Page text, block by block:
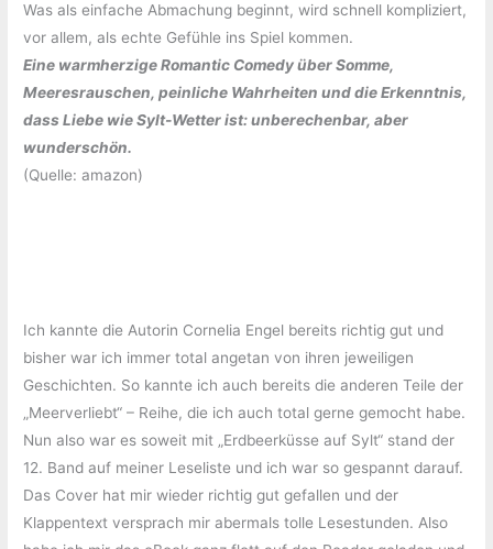
Was als einfache Abmachung beginnt, wird schnell kompliziert,
vor allem, als echte Gefühle ins Spiel kommen.
Eine warmherzige Romantic Comedy über Somme,
Meeresrauschen, peinliche Wahrheiten und die Erkenntnis,
dass Liebe wie Sylt-Wetter ist: unberechenbar, aber
wunderschön.
(Quelle: amazon)
Ich kannte die Autorin Cornelia Engel bereits richtig gut und
bisher war ich immer total angetan von ihren jeweiligen
Geschichten. So kannte ich auch bereits die anderen Teile der
„Meerverliebt“ – Reihe, die ich auch total gerne gemocht habe.
Nun also war es soweit mit „Erdbeerküsse auf Sylt“ stand der
12. Band auf meiner Leseliste und ich war so gespannt darauf.
Das Cover hat mir wieder richtig gut gefallen und der
Klappentext versprach mir abermals tolle Lesestunden. Also